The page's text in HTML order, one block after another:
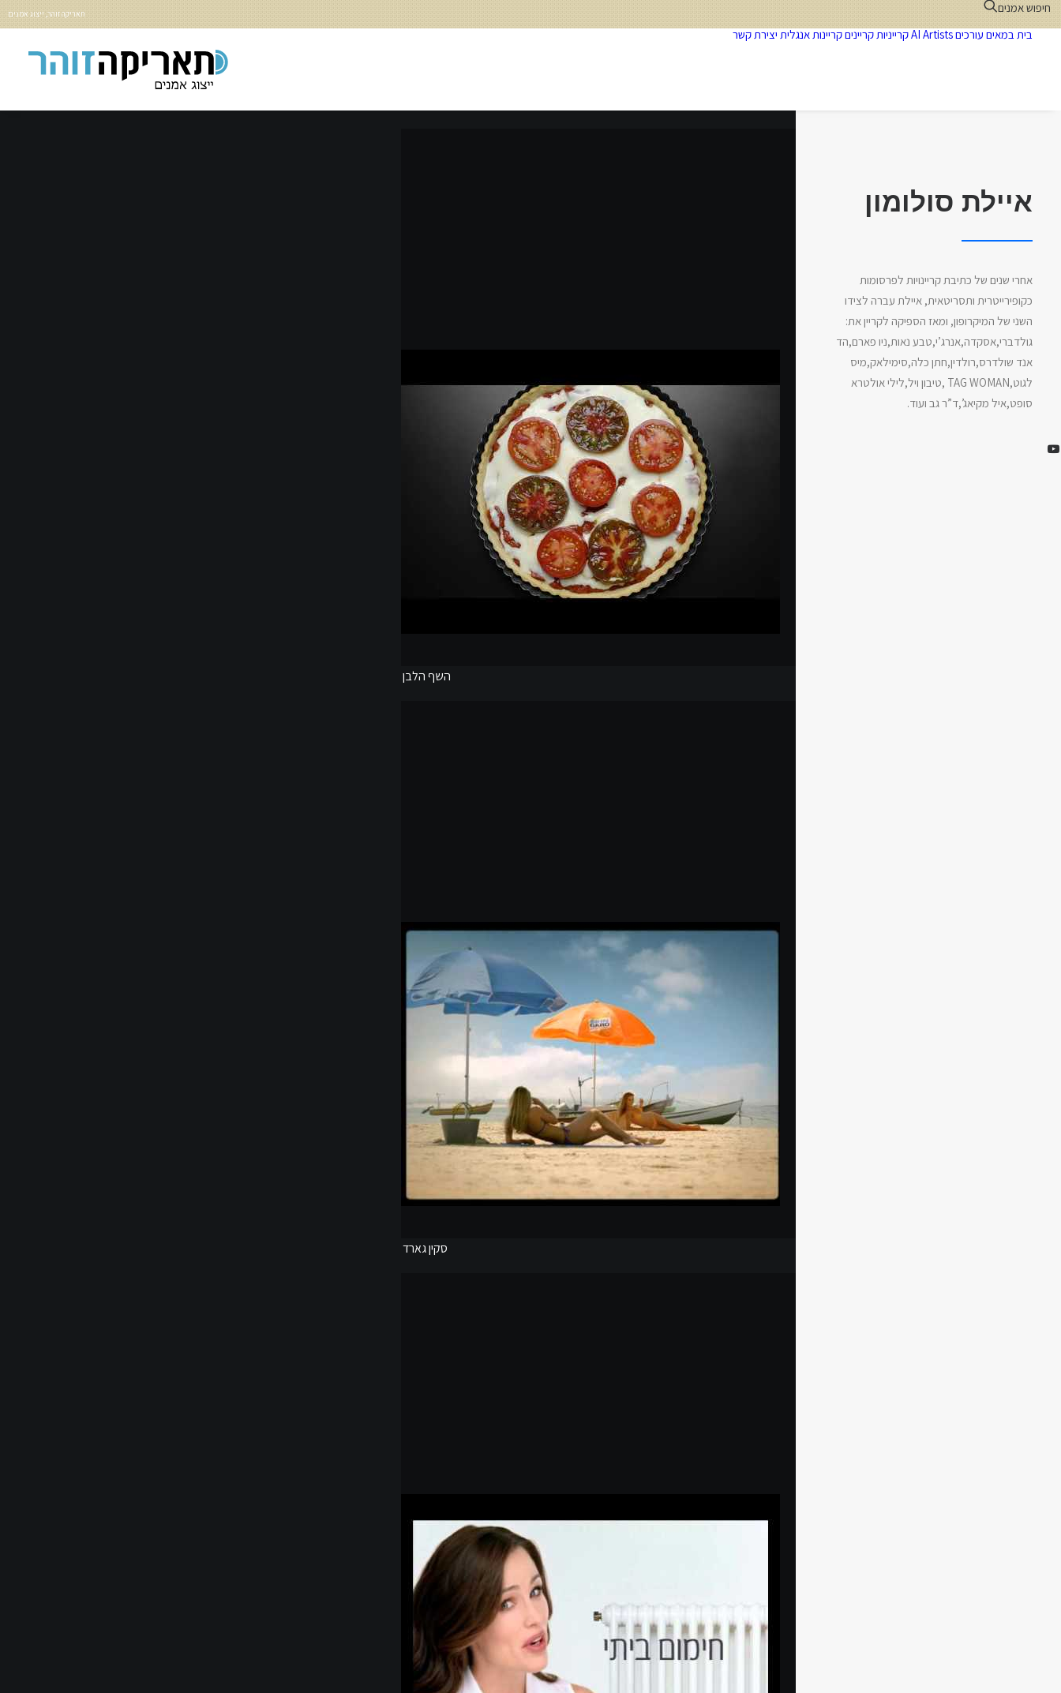
תאריקה זוהר, ייצוג אמנים
חיפוש אמנים
בית במאים עורכיםAI Artistsקרייניותקרייניםקריינות אנגלית יצירת קשר
איילת סולומון
אחרי שנים של כתיבת קריינויות לפרסומות
כקופירייטרית ותסריטאית, איילת עברה לצידו
השני של המיקרופון, ומאז הספיקה לקריין את:
גולדברי,אסקדה,אנרג’י,טבע נאות,ניו פארם,הד
אנד שולדרס,רולדין,חתן כלה,סימילאק,מיס
לגוט,TAG WOMAN ,טיבון ויל,לילי אולטרא
סופט,איל מקיאג’,ד”ר גב ועוד.
השף הלבן
סקין גארד